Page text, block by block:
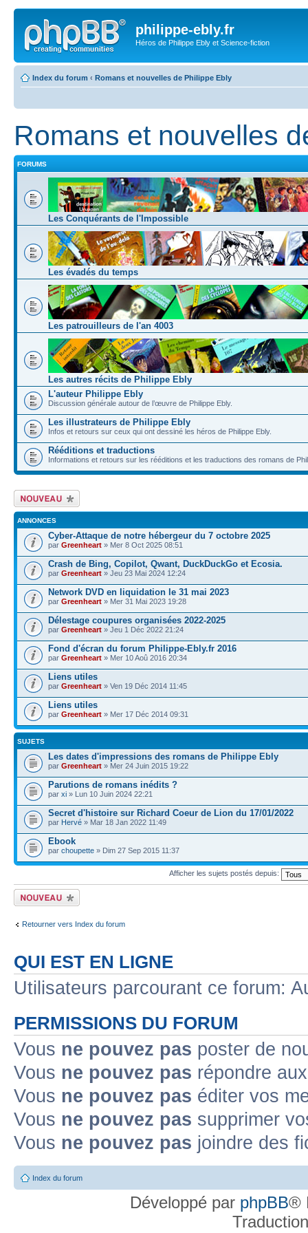
philippe-ebly.fr
Héros de Philippe Ebly et Science-fiction
Index du forum ‹ Romans et nouvelles de Philippe Ebly
Romans et nouvelles
FORUMS
Les Conquérants de l'Impossible
Les évadés du temps
Les patrouilleurs de l'an 4003
Les autres récits de Philippe Ebly
L'auteur Philippe Ebly
Discussion générale autour de l’œuvre de Philippe Ebly.
Les illustrateurs de Philippe Ebly
Infos et retours sur ceux qui ont dessiné les héros de Philippe Ebly.
Rééditions et traductions
Informations et retours sur les rééditions et les traductions des romans de
Écrire un nouveau
sujet
ANNONCES
Cyber-Attaque de notre hébergeur du 7 octobre 2025
par Greenheart » Mer 8 Oct 2025 08:51
Crash de Bing, Copilot, Qwant, DuckDuckGo et Ecosia.
par Greenheart » Jeu 23 Mai 2024 12:24
Network DVD en liquidation le 31 mai 2023
par Greenheart » Mer 31 Mai 2023 19:28
Délestage coupures organisées 2022-2025
par Greenheart » Jeu 1 Déc 2022 21:24
Fond d'écran du forum Philippe-Ebly.fr 2016
par Greenheart » Mer 10 Aoû 2016 20:34
Liens utiles
par Greenheart » Ven 19 Déc 2014 11:45
Liens utiles
par Greenheart » Mer 17 Déc 2014 09:31
SUJETS
Les dates d'impressions des romans de Philippe Ebly
par Greenheart » Mer 24 Juin 2015 19:22
Parutions de romans inédits ?
par xi » Lun 10 Juin 2024 22:21
Secret d'histoire sur Richard Coeur de Lion du 17/01/2022
par Hervé » Mar 18 Jan 2022 11:49
Ebook
par choupette » Dim 27 Sep 2015 11:37
Afficher les sujets postés depuis:
Écrire un nouveau
sujet
Retourner vers Index du forum
QUI EST EN LIGNE
Utilisateurs parcourant ce forum:
PERMISSIONS DU FORUM
Vous ne pouvez pas poster de
Vous ne pouvez pas répondre
Vous ne pouvez pas éditer vos
Vous ne pouvez pas supprimer
Vous ne pouvez pas joindre des
Index du forum
Développé par phpBB®